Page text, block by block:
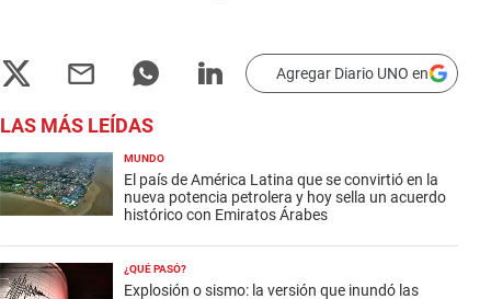
Agregar Diario UNO en
LAS MÁS LEÍDAS
MUNDO
El país de América Latina que se convirtió en la
nueva potencia petrolera y hoy sella un acuerdo
histórico con Emiratos Árabes
¿QUÉ PASÓ?
Explosión o sismo: la versión que inundó las